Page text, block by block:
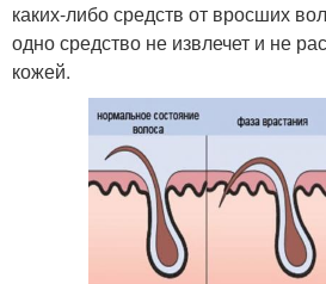
каких-либо средств от вросших
одно средство не извлечет и не
кожей.